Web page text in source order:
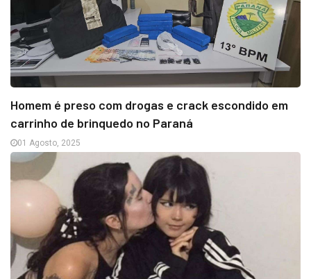
Homem é preso com drogas e crack escondido em
carrinho de brinquedo no Paraná
01 Agosto, 2025